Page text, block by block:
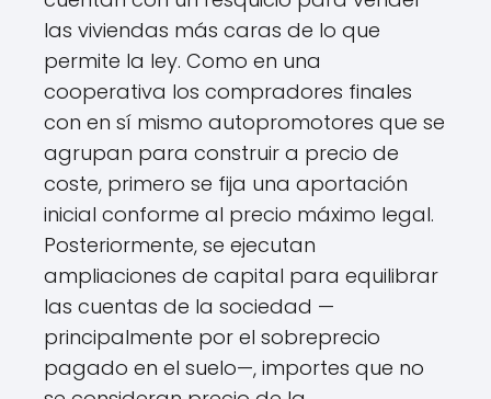
las viviendas más caras de lo que
permite la ley. Como en una
cooperativa los compradores finales
con en sí mismo autopromotores que se
agrupan para construir a precio de
coste, primero se fija una aportación
inicial conforme al precio máximo legal.
Posteriormente, se ejecutan
ampliaciones de capital para equilibrar
las cuentas de la sociedad —
principalmente por el sobreprecio
pagado en el suelo—, importes que no